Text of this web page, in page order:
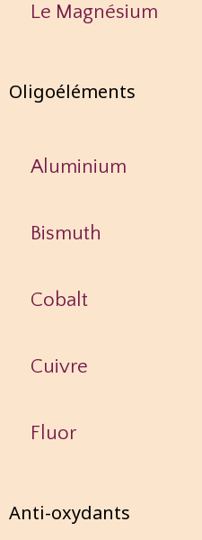
Le Magnésium
Oligoéléments
Aluminium
Bismuth
Cobalt
Cuivre
Fluor
Anti-oxydants